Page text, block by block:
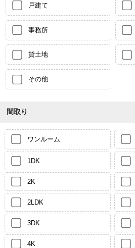
戸建て
事務所
貸土地
その他
間取り
ワンルーム
1DK
2K
2LDK
3DK
4K